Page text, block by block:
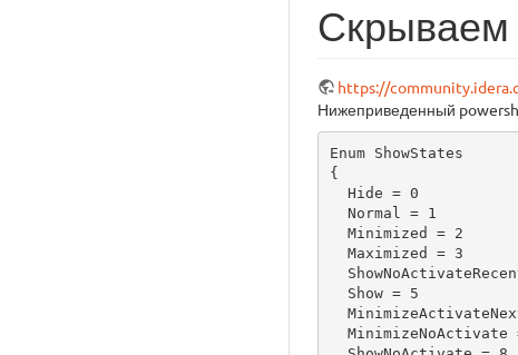
Скрываем
https://
Нижеприведенный
Enum ShowStates
{